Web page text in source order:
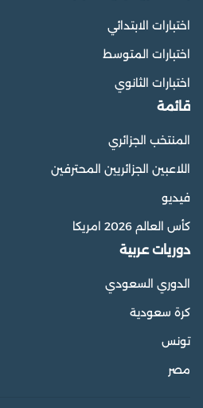
اختبارات الابتدائي
اختبارات المتوسط
اختبارات الثانوي
قائمة
المنتخب الجزائري
اللاعبين الجزائريين المحترفين
فيديو
كأس العالم 2026 امريكا
دوريات عربية
الدوري السعودي
كرة سعودية
تونس
مصر